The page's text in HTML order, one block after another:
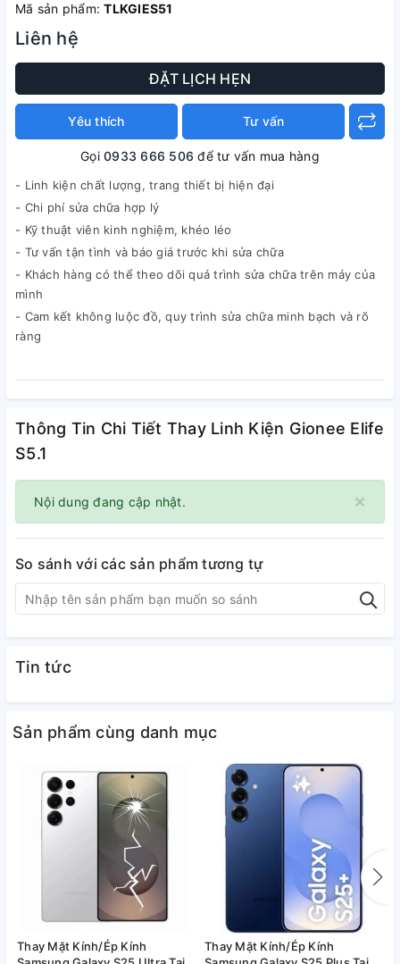
Mã sản phẩm:TLKGIES51
Liên hệ
ĐẶT LỊCH HẸN
Yêu thích Tư vấn
Gọi0933 666 506 để tư vấn mua hàng
- Linh kiện chất lượng, trang thiết bị hiện đại
- Chi phí sửa chữa hợp lý
- Kỹ thuật viên kinh nghiệm, khéo léo
- Tư vấn tận tình và báo giá trước khi sửa chữa
- Khách hàng có thể theo dõi quá trình sửa chữa trên máy của
mình
- Cam kết không luộc đồ, quy trình sửa chữa minh bạch và rõ
ràng
Thông Tin Chi Tiết Thay Linh Kiện Gionee Elife
S5.1
×
Nội dung đang cập nhật.
So sánh với các sản phẩm tương tự
Tin tức
Sản phẩm cùng danh mục
Thay Mặt Kính/Ép Kính
Thay Mặt Kính/Ép Kính